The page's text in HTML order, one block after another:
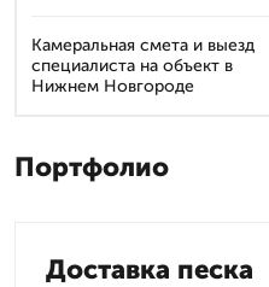
Камеральная смета и выезд
специалиста на объект в
Нижнем Новгороде
Портфолио
Доставка песка